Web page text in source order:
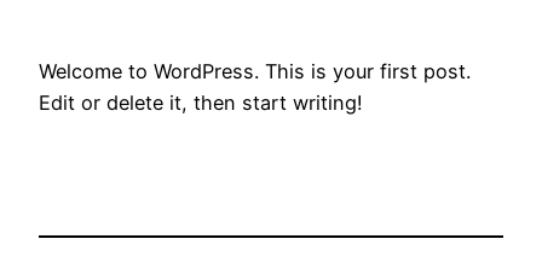
Welcome to WordPress. This is your first post.
Edit or delete it, then start writing!